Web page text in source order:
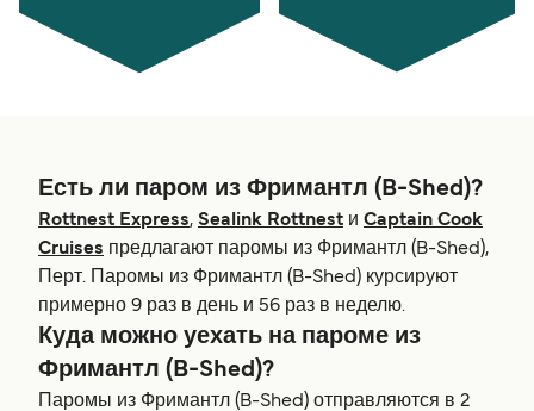
Есть ли паром из Фримантл (B-Shed)?
Rottnest Express, Sealink Rottnest и Captain Cook
Cruises предлагают паромы из Фримантл (B-Shed),
Перт. Паромы из Фримантл (B-Shed) курсируют
примерно 9 раз в день и 56 раз в неделю.
Куда можно уехать на пароме из
Фримантл (B-Shed)?
Паромы из Фримантл (B-Shed) отправляются в 2